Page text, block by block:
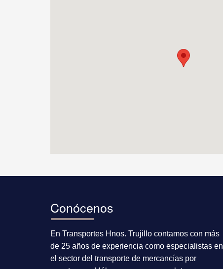
Conócenos
En Transportes Hnos. Trujillo contamos con más
de 25 años de experiencia como especialistas en
el sector del transporte de mercancías por